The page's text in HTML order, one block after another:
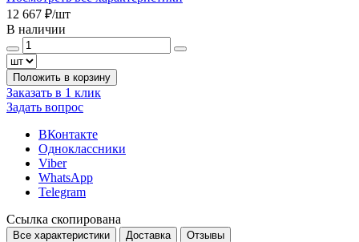
12 667 ₽/шт
В наличии
Положить в корзину
Заказать в 1 клик
Задать вопрос
ВКонтакте
Одноклассники
Viber
WhatsApp
Telegram
Ссылка скопирована
Все характеристики Доставка Отзывы